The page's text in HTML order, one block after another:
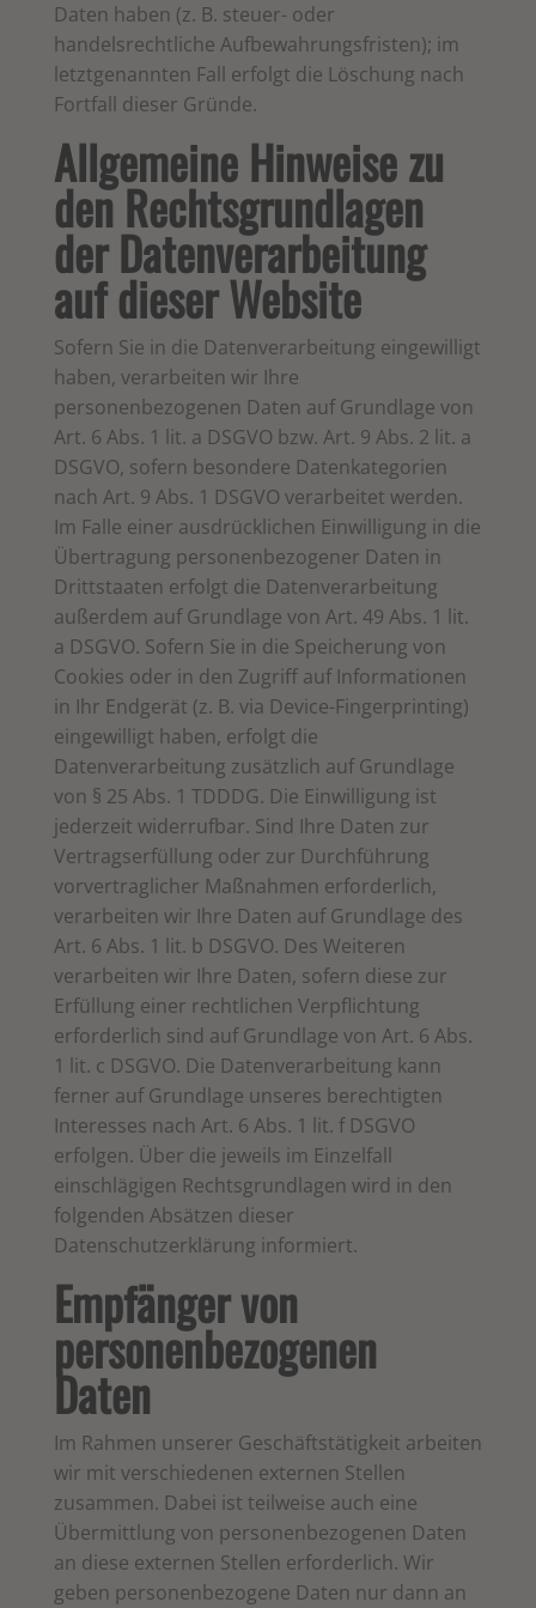
Daten haben (z. B. steuer- oder
handelsrechtliche Aufbewahrungsfristen); im
letztgenannten Fall erfolgt die Löschung nach
Fortfall dieser Gründe.
Allgemeine Hinweise zu
den Rechtsgrundlagen
der Datenverarbeitung
auf dieser Website
Sofern Sie in die Datenverarbeitung eingewilligt
haben, verarbeiten wir Ihre
personenbezogenen Daten auf Grundlage von
Art. 6 Abs. 1 lit. a DSGVO bzw. Art. 9 Abs. 2 lit. a
DSGVO, sofern besondere Datenkategorien
nach Art. 9 Abs. 1 DSGVO verarbeitet werden.
Im Falle einer ausdrücklichen Einwilligung in die
Übertragung personenbezogener Daten in
Drittstaaten erfolgt die Datenverarbeitung
außerdem auf Grundlage von Art. 49 Abs. 1 lit.
a DSGVO. Sofern Sie in die Speicherung von
Cookies oder in den Zugriff auf Informationen
in Ihr Endgerät (z. B. via Device-Fingerprinting)
eingewilligt haben, erfolgt die
Datenverarbeitung zusätzlich auf Grundlage
von § 25 Abs. 1 TDDDG. Die Einwilligung ist
jederzeit widerrufbar. Sind Ihre Daten zur
Vertragserfüllung oder zur Durchführung
vorvertraglicher Maßnahmen erforderlich,
verarbeiten wir Ihre Daten auf Grundlage des
Art. 6 Abs. 1 lit. b DSGVO. Des Weiteren
verarbeiten wir Ihre Daten, sofern diese zur
Erfüllung einer rechtlichen Verpflichtung
erforderlich sind auf Grundlage von Art. 6 Abs.
1 lit. c DSGVO. Die Datenverarbeitung kann
ferner auf Grundlage unseres berechtigten
Interesses nach Art. 6 Abs. 1 lit. f DSGVO
erfolgen. Über die jeweils im Einzelfall
einschlägigen Rechtsgrundlagen wird in den
folgenden Absätzen dieser
Datenschutzerklärung informiert.
Empfänger von
personenbezogenen
Daten
Im Rahmen unserer Geschäftstätigkeit arbeiten
wir mit verschiedenen externen Stellen
zusammen. Dabei ist teilweise auch eine
Übermittlung von personenbezogenen Daten
an diese externen Stellen erforderlich. Wir
geben personenbezogene Daten nur dann an